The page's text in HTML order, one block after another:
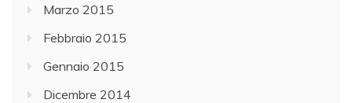
Marzo 2015
Febbraio 2015
Gennaio 2015
Dicembre 2014